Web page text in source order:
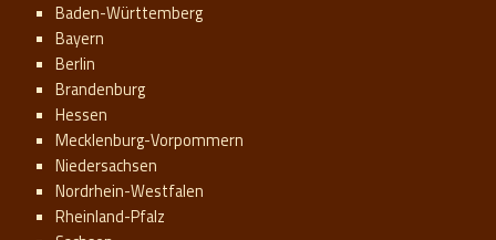
Baden-Württemberg
Bayern
Berlin
Brandenburg
Hessen
Mecklenburg-Vorpommern
Niedersachsen
Nordrhein-Westfalen
Rheinland-Pfalz